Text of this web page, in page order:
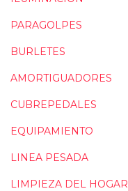
PARAGOLPES
BURLETES
AMORTIGUADORES
CUBREPEDALES
EQUIPAMIENTO
LINEA PESADA
LIMPIEZA DEL HOGAR